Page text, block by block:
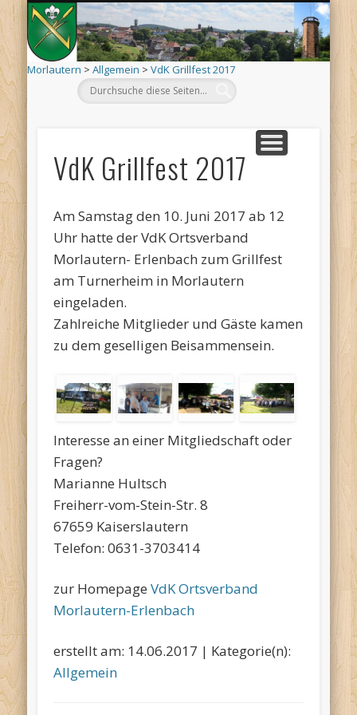
Morlautern > Allgemein > VdK Grillfest 2017
DEHÄM
AKTUELLES
TERMINE
ORTSINFO
SCHÄÄ
LÄÄWE
KIRCHEN
VEREINE
ARCHIV
LINKS
VdK Grillfest 2017
Am Samstag den 10. Juni 2017 ab 12
Uhr hatte der VdK Ortsverband
Morlautern- Erlenbach zum Grillfest
am Turnerheim in Morlautern
eingeladen.
Zahlreiche Mitglieder und Gäste kamen
zu dem geselligen Beisammensein.
Interesse an einer Mitgliedschaft oder
Fragen?
Marianne Hultsch
Freiherr-vom-Stein-Str. 8
67659 Kaiserslautern
Telefon: 0631-3703414
zur Homepage VdK Ortsverband
Morlautern-Erlenbach
erstellt am: 14.06.2017 | Kategorie(n):
Allgemein